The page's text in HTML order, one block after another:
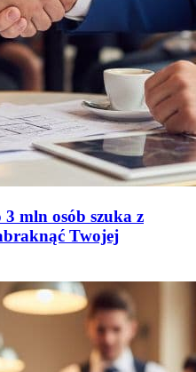
3 mln osób szuka z
Twojej